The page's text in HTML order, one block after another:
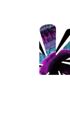
springen